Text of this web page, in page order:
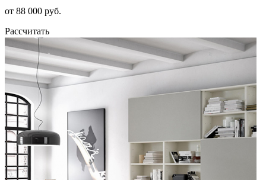
от 88 000 руб.
Рассчитать